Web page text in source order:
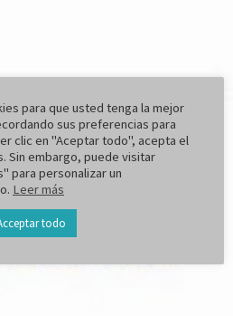
para que usted tenga la mejor
sus preferencias para
clic en "Aceptar todo", acepta el
Sin embargo, puede visitar
para personalizar un
Leer más
todo